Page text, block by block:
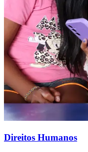
Direitos Humanos